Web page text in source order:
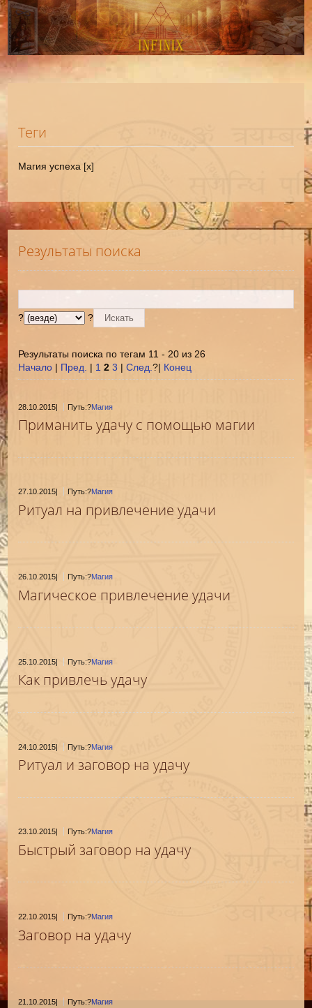
Теги
Магия успеха [x]
Результаты поиска
? ?
Результаты поиска по тегам 11 - 20 из 26
Начало | Пред. | 1 2 3 |След.?| Конец
28.10.2015| Путь:?Магия
Приманить удачу с помощью магии
27.10.2015 Путь:?Магия
Ритуал на привлечение удачи
26.10.2015| Путь:?Магия
Магическое привлечение удачи
25.10.2015| Путь:?Магия
Как привлечь удачу
24.10.2015| Путь:?Магия
Ритуал и заговор на удачу
23.10.2015 Путь:?Магия
Быстрый заговор на удачу
22.10.2015 Путь:?Магия
Заговор на удачу
21.10.2015| Путь:?Магия